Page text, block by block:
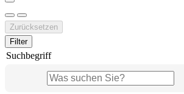
Zurücksetzen
Filter
Suchbegriff